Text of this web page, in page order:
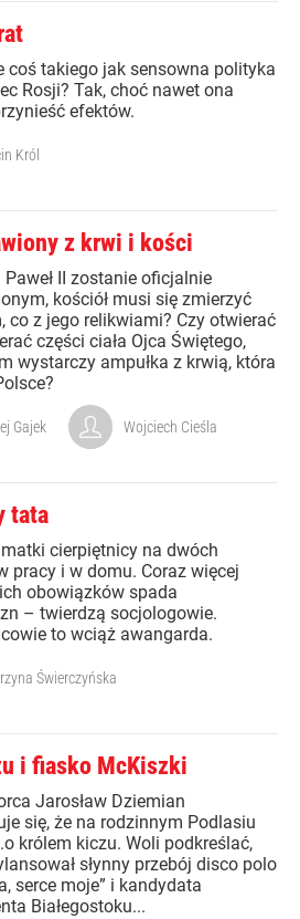
coś takiego jak sensowna polityka
Rosji? Tak, choć nawet ona
efektów.
Król
z krwi i kości
II zostanie oficjalnie
kościół musi się zmierzyć
co z jego relikwiami? Czy otwierać
części ciała Ojca Świętego,
wystarczy ampułka z krwią, która
Gajek Wojciech Cieśla
tata
cierpiętnicy na dwóch
pracy i w domu. Coraz więcej
obowiązków spada
– twierdzą socjologowie.
to wciąż awangarda.
Świerczyńska
i fiasko McKiszki
Jarosław Dziemian
się, że na rodzinnym Podlasiu
królem kiczu. Woli podkreślać,
słynny przebój disco polo
serce moje” i kandydata
Białegostoku...